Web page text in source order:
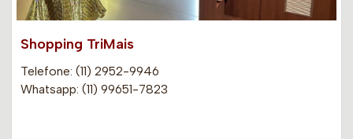
Shopping TriMais
Telefone: (11) 2952-9946
Whatsapp: (11) 99651-7823